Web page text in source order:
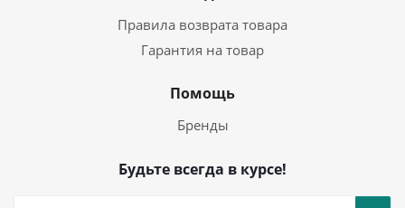
Правила возврата товара
Гарантия на товар
Помощь
Бренды
Будьте всегда в курсе!